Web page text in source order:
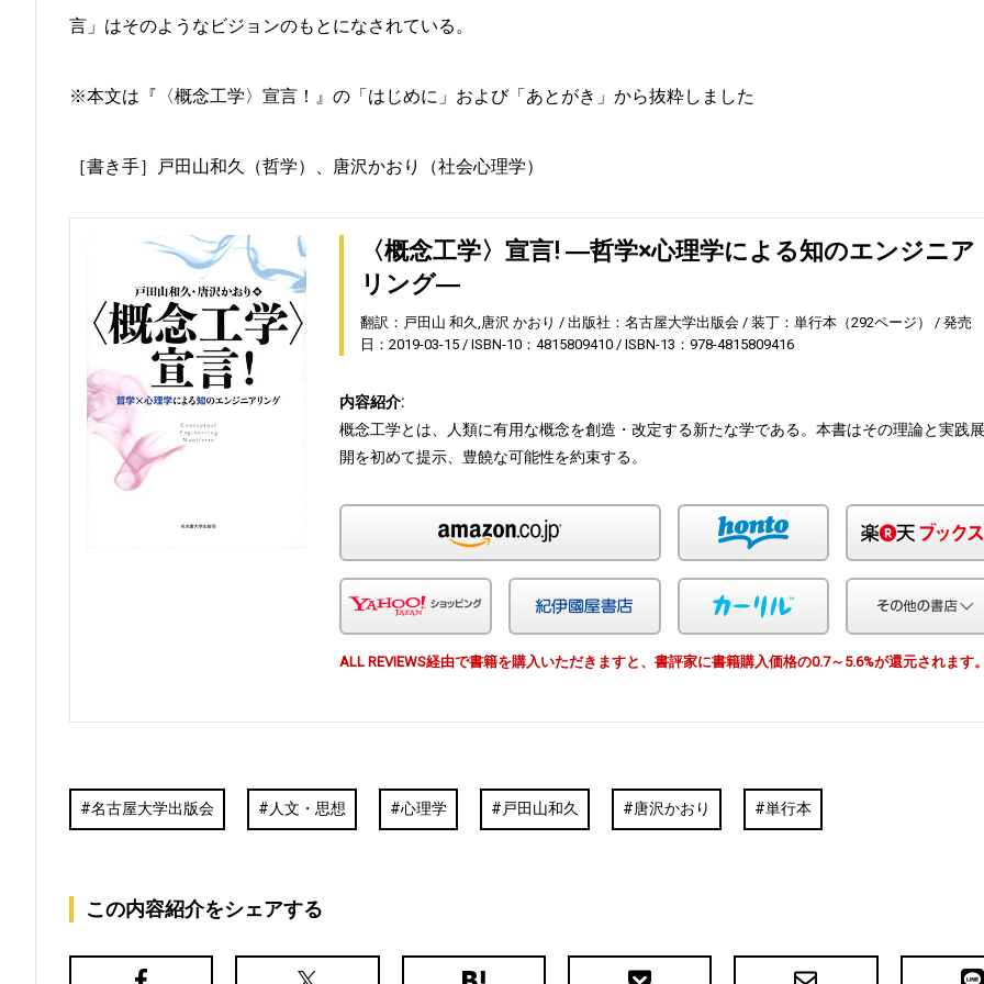
言」はそのようなビジョンのもとになされている。
※本文は『〈概念工学〉宣言！』の「はじめに」および「あとがき」から抜粋しました
［書き手］戸田山和久（哲学）、唐沢かおり（社会心理学）
〈概念工学〉宣言! ―哲学×心理学による知のエンジニア
リング―
翻訳：戸田山 和久,唐沢 かおり 出版社：名古屋大学出版会 装丁：単行本（292ページ）
発売
日：2019-03-15
ISBN-10：4815809410 ISBN-13：978-4815809416
内容紹介:
概念工学とは、人類に有用な概念を創造・改定する新たな学である。本書はその理論と実践展
開を初めて提示、豊饒な可能性を約束する。
honto
Yahoo!ショッピング 紀伊国屋 カーリル
ALL REVIEWS経由で書籍を購入いただきますと、書評家に書籍購入価格の0.7～5.6%が還元されます
名古屋大学出版会 人文・思想 心理学 戸田山和久 唐沢かおり 単行本
この内容紹介をシェアする